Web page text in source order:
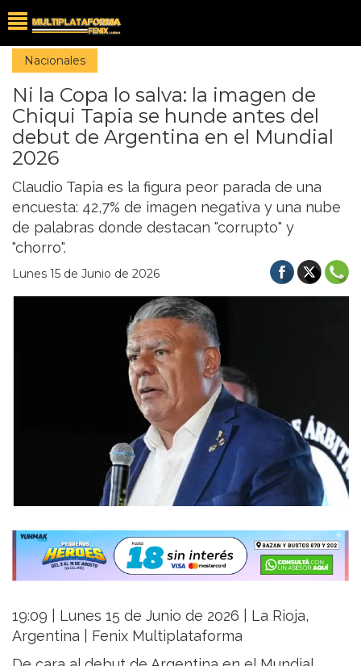
Nacionales
Ni la Copa lo salva: la imagen de
Chiqui Tapia se hunde antes del
debut de Argentina en el Mundial
2026
Claudio Tapia es la figura peor parada de una
encuesta: 42,7% de imagen negativa y una nube
de palabras donde destacan "corrupto" y
"chorro".
Lunes 15 de Junio de 2026
19:09 | Lunes 15 de Junio de 2026 | La Rioja,
Argentina | Fenix Multiplataforma